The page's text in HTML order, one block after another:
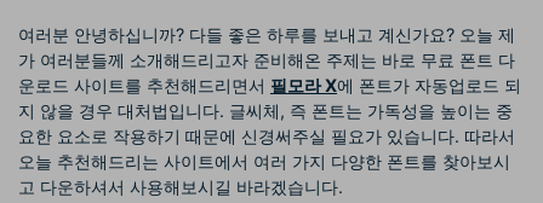
여러분 안녕하십니까? 다들 좋은 하루를 보내고 계신가요? 오늘 제
가 여러분들께 소개해드리고자 준비해온 주제는 바로 무료 폰트 다
운로드 사이트를 추천해드리면서 필모라 X에 폰트가 자동업로드 되
지 않을 경우 대처법입니다. 글씨체, 즉 폰트는 가독성을 높이는 중
요한 요소로 작용하기 때문에 신경써주실 필요가 있습니다. 따라서
오늘 추천해드리는 사이트에서 여러 가지 다양한 폰트를 찾아보시
고 다운하셔서 사용해보시길 바라겠습니다.